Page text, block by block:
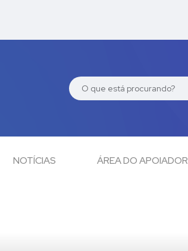
NOTÍCIAS ÁREA DO APOIADOR